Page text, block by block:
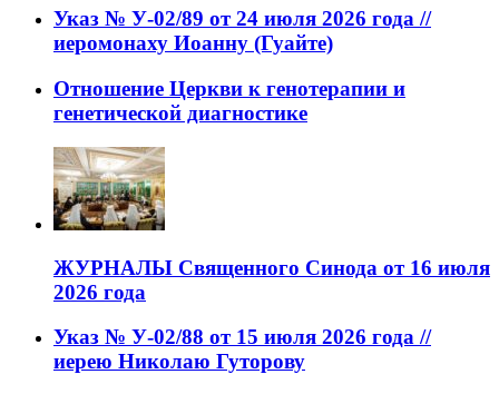
Указ № У-02/89 от 24 июля 2026 года //
иеромонаху Иоанну (Гуайте)
Отношение Церкви к генотерапии и
генетической диагностике
ЖУРНАЛЫ Священного Синода от 16 июля
2026 года
Указ № У-02/88 от 15 июля 2026 года //
иерею Николаю Гуторову